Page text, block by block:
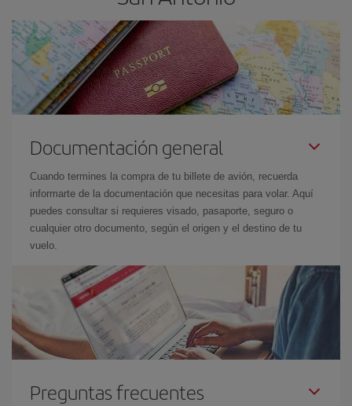
Documentación general
Cuando termines la compra de tu billete de avión, recuerda
informarte de la documentación que necesitas para volar. Aquí
puedes consultar si requieres visado, pasaporte, seguro o
cualquier otro documento, según el origen y el destino de tu
vuelo.
Preguntas frecuentes